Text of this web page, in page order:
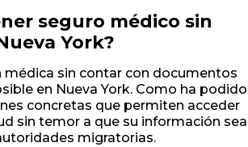
seguro médico sin
York?
médica sin contar con documentos
en Nueva York. Como ha podido
concretas que permiten acceder
sin temor a que su información sea
migratorias.